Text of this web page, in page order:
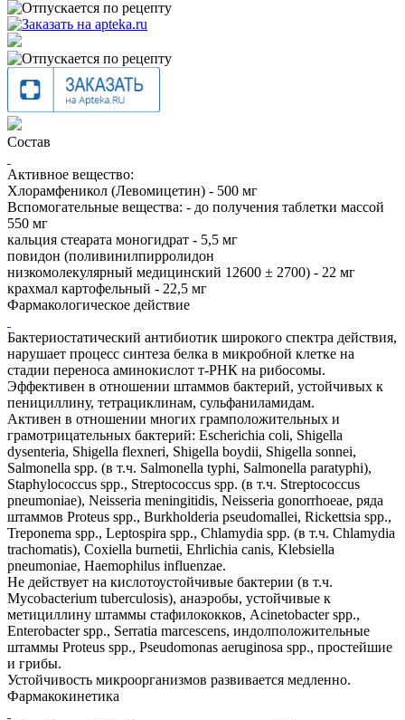
Состав
Активное вещество:
Хлорамфеникол (Левомицетин) - 500 мг
Вспомогательные вещества: - до получения таблетки массой
550 мг
кальция стеарата моногидрат - 5,5 мг
повидон (поливинилпирролидон
низкомолекулярный медицинский 12600 ± 2700) - 22 мг
крахмал картофельный - 22,5 мг
Фармакологическое действие
Бактериостатический антибиотик широкого спектра действия,
нарушает процесс синтеза белка в микробной клетке на
стадии переноса аминокислот т-РНК на рибосомы.
Эффективен в отношении штаммов бактерий, устойчивых к
пенициллину, тетрациклинам, сульфаниламидам.
Активен в отношении многих грамположительных и
грамотрицательных бактерий: Escherichia coli, Shigella
dysenteria, Shigella flexneri, Shigella boydii, Shigella sonnei,
Salmonella spp. (в т.ч. Salmonella typhi, Salmonella paratyphi),
Staphylococcus spp., Streptococcus spp. (в т.ч. Streptococcus
pneumoniae), Neisseria meningitidis, Neisseria gonorrhoeae, ряда
штаммов Proteus spp., Burkholderia pseudomallei, Rickettsia spp.,
Treponema spp., Leptospira spp., Chlamydia spp. (в т.ч. Chlamydia
trachomatis), Coxiella burnetii, Ehrlichia canis, Klebsiella
pneumoniae, Haemophilus influenzae.
Не действует на кислотоустойчивые бактерии (в т.ч.
Mycobacterium tuberculosis), анаэробы, устойчивые к
метициллину штаммы стафилококков, Acinetobacter spp.,
Enterobacter spp., Serratia marcescens, индолположительные
штаммы Proteus spp., Pseudomonas aeruginosa spp., простейшие
и грибы.
Устойчивость микроорганизмов развивается медленно.
Фармакокинетика